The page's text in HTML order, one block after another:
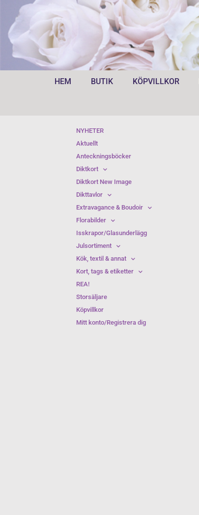
HEM BUTIK KÖPVILLKOR
NYHETER
Aktuellt
Anteckningsböcker
Diktkort
Diktkort New Image
Dikttavlor
Extravagance & Boudoir
Florabilder
Isskrapor/Glasunderlägg
Julsortiment
Kök, textil & annat
Kort, tags & etiketter
REA!
Storsäljare
Köpvillkor
Mitt konto/Registrera dig